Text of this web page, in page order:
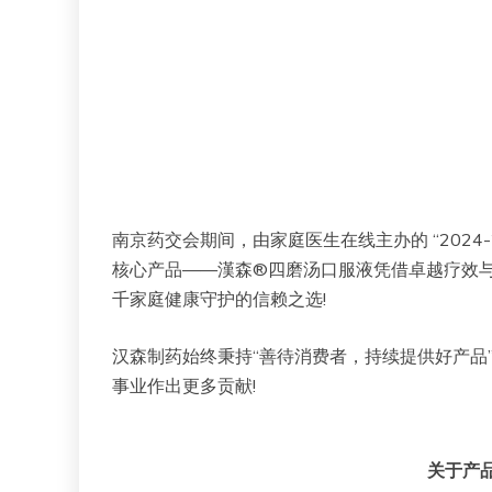
南京药交会期间，由家庭医生在线主办的
核心产品——漢森®四磨汤口服液凭借卓越疗效
千家庭健康守护的信赖之选!
汉森制药始终秉持“善待消费者，持续提供好产
事业作出更多贡献!
关于产